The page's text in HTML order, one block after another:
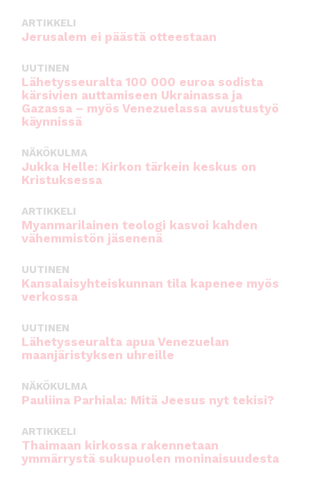
ARTIKKELI
Jerusalem ei päästä otteestaan
UUTINEN
Lähetysseuralta 100 000 euroa sodista
kärsivien auttamiseen Ukrainassa ja
Gazassa – myös Venezuelassa avustustyö
käynnissä
NÄKÖKULMA
Jukka Helle: Kirkon tärkein keskus on
Kristuksessa
ARTIKKELI
Myanmarilainen teologi kasvoi kahden
vähemmistön jäsenenä
UUTINEN
Kansalaisyhteiskunnan tila kapenee myös
verkossa
UUTINEN
Lähetysseuralta apua Venezuelan
maanjäristyksen uhreille
NÄKÖKULMA
Pauliina Parhiala: Mitä Jeesus nyt tekisi?
ARTIKKELI
Thaimaan kirkossa rakennetaan
ymmärrystä sukupuolen moninaisuudesta